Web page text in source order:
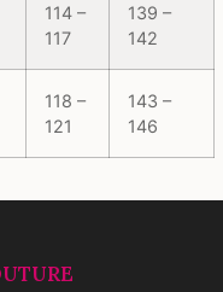
114 –
117
139 –
142
118 –
121
143 –
146